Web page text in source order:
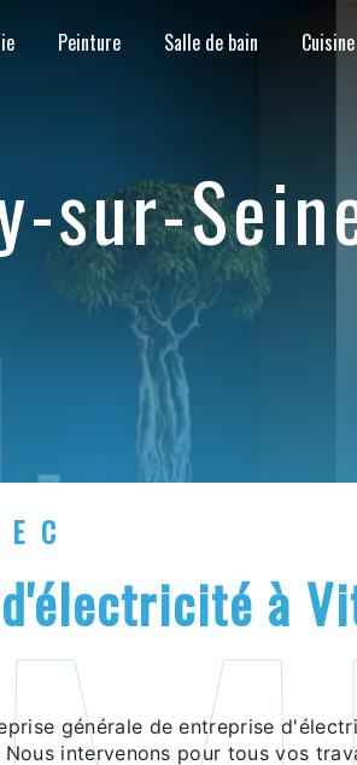
Peinture Salle de bain Cuisine
sur-
intervenons pour tous vos